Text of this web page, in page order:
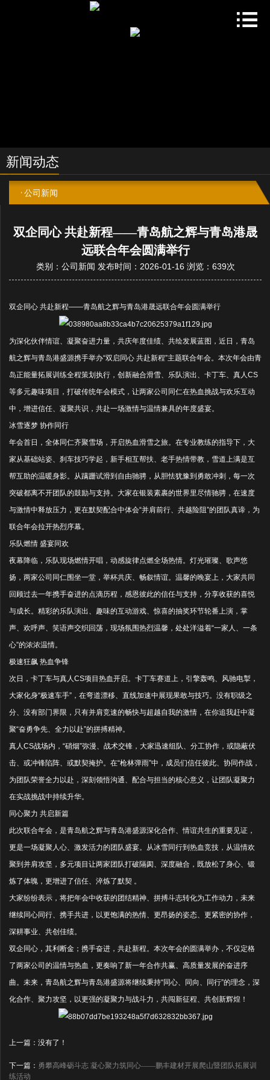
新闻动态
公司新闻
双企同心 共赴新程——青岛航之辉与青岛港晟
远联合年会圆满举行
类别：公司新闻 发布时间：2026-01-16 浏览：639次
双企同心 共赴新程——青岛航之辉与青岛港晟远联合年会圆满举行
为深化伙伴情谊、凝聚奋进力量，共庆年度佳绩、共绘发展蓝图，近日，青岛
航之辉与青岛港盛源携手举办“双启同心 共赴新程”主题联合年会。本次年会由青
岛正能量拓展训练全程策划执行，创新融合滑雪、乐队演出、卡丁车、真人CS
等多元趣味项目，打破传统年会模式，让两家公司同仁在热血挑战与欢乐互动
中，增进信任、凝聚共识，共赴一场激情与温情兼具的年度盛宴。
冰雪逐梦 协作同行
年会首日，全体同仁齐聚雪场，开启热血滑雪之旅。在专业教练的指导下，大
家从基础站姿、刹车技巧学起，新手相互帮扶、老手热情带教，雪道上满是互
帮互助的温暖身影。从蹒跚试滑到自由驰骋，从胆怯犹豫到勇敢冲刺，每一次
突破都离不开团队的鼓励与支持。大家在银装素裹的世界里尽情驰骋，在速度
与激情中释放压力，更在默契配合中体会“并肩前行、共越险阻”的团队真谛，为
联合年会拉开热烈序幕。
乐队燃情 盛宴同欢
夜幕降临，乐队现场燃情开唱，动感旋律点燃全场热情。灯光璀璨、歌声悠
扬，两家公司同仁围坐一堂，举杯共庆、畅叙情谊。温馨的晚宴上，大家共同
回顾过去一年携手奋进的点滴历程，感恩彼此的信任与支持，分享收获的喜悦
与成长。精彩的乐队演出、趣味的互动游戏、惊喜的抽奖环节轮番上演，掌
声、欢呼声、笑语声交织回荡，现场氛围热烈温馨，处处洋溢着“一家人、一条
心”的浓浓温情。
极速狂飙 热血争锋
次日，卡丁车与真人CS项目热血开启。卡丁车赛道上，引擎轰鸣、风驰电掣，
大家化身“极速车手”，在弯道漂移、直线加速中展现果敢与技巧。没有职级之
分、没有部门界限，只有并肩竞速的畅快与超越自我的激情，在你追我赶中凝
聚“奋勇争先、全力以赴”的拼搏精神。
真人CS战场内，“硝烟”弥漫、战术交锋，大家迅速组队、分工协作，或隐蔽伏
击、或冲锋陷阵、或默契掩护。在“枪林弹雨”中，成员们信任彼此、协同作战，
为团队荣誉全力以赴，深刻领悟沟通、配合与担当的核心意义，让团队凝聚力
在实战挑战中持续升华。
同心聚力 共启新篇
此次联合年会，是青岛航之辉与青岛港盛源深化合作、情谊共生的重要见证，
更是一场凝聚人心、激发活力的团队盛宴。从冰雪同行到热血竞技，从温情欢
聚到并肩攻坚，多元项目让两家团队打破隔阂、深度融合，既放松了身心、锻
炼了体魄，更增进了信任、淬炼了默契 。
大家纷纷表示，将把年会中收获的团结精神、拼搏斗志转化为工作动力，未来
继续同心同行、携手共进，以更饱满的热情、更昂扬的姿态、更紧密的协作，
深耕事业、共创佳绩。
双企同心，其利断金；携手奋进，共赴新程。本次年会的圆满举办，不仅定格
了两家公司的温情与热血，更奏响了新一年合作共赢、高质量发展的奋进序
曲。未来，青岛航之辉与青岛港盛源将继续秉持“同心、同向、同行”的理念，深
化合作、聚力攻坚，以更强的凝聚力与战斗力，共闯新征程、共创新辉煌！
上一篇：没有了！
下一篇： 勇攀高峰砺斗志 凝心聚力筑同心——鹏丰建材开展爬山暨团队拓展训
练活动